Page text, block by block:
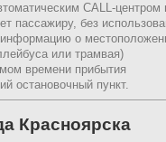
CALL-центром
пассажиру, без
о
или трамвая)
времени прибытия
остановочный пункт.
Красноярска